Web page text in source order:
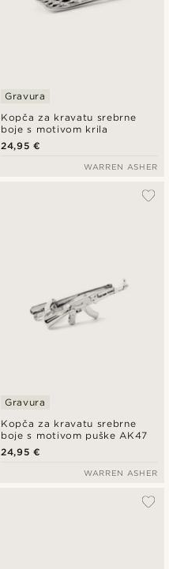
Kopča za kravatu srebrne
boje s motivom krila
Gravura
24,95 €
WARREN ASHER
Kopča za kravatu srebrne
boje s motivom puške AK47
Gravura
24,95 €
WARREN ASHER